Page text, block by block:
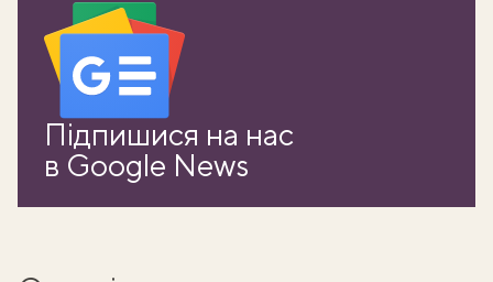
Підпишися на нас
в Google News